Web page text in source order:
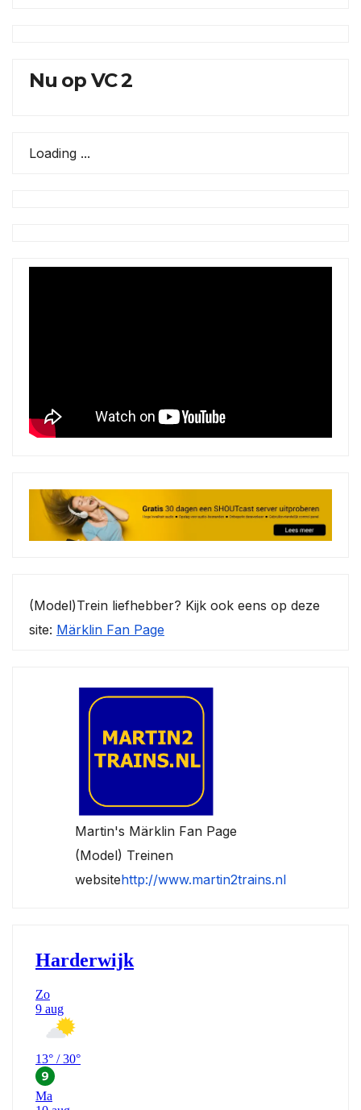
Nu op VC 2
Loading ...
(Model)Trein liefhebber? Kijk ook eens op deze
site: Märklin Fan Page
Martin's Märklin Fan Page
(Model) Treinen
websitehttp://www.martin2trains.nl